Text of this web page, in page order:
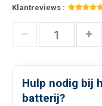
Klantreviews :
Hulp nodig bij
batterij?